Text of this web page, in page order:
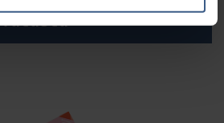
Tutustu >